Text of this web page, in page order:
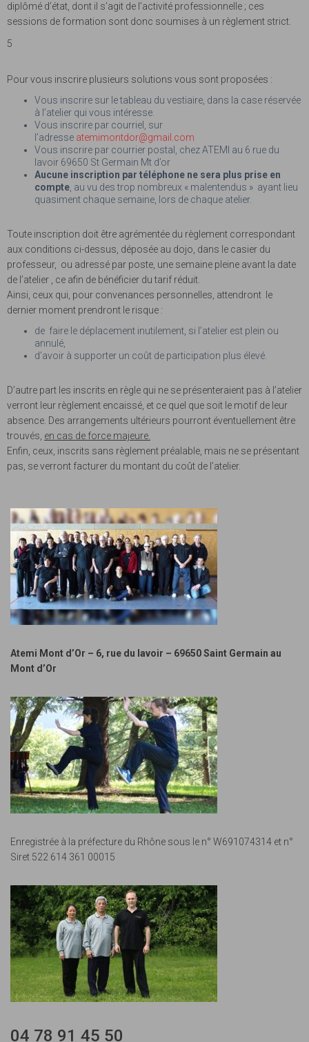
diplômé d’état, dont il s’agit de l’activité professionnelle ; ces
sessions de formation sont donc soumises à un règlement strict.
5
Pour vous inscrire plusieurs solutions vous sont proposées :
Vous inscrire sur le tableau du vestiaire, dans la case réservée
à l’atelier qui vous intéresse.
Vous inscrire par courriel, sur
l’adresse atemimontdor@gmail.com
Vous inscrire par courrier postal, chez ATEMI au 6 rue du
lavoir 69650 St Germain Mt d’or
Aucune inscription par téléphone ne sera plus prise en
compte , au vu des trop nombreux « malentendus » ayant lieu
quasiment chaque semaine, lors de chaque atelier.
Toute inscription doit être agrémentée du règlement correspondant
aux conditions ci-dessus, déposée au dojo, dans le casier du
professeur, ou adressé par poste, une semaine pleine avant la date
de l’atelier , ce afin de bénéficier du tarif réduit.
Ainsi, ceux qui, pour convenances personnelles, attendront le
dernier moment prendront le risque :
de faire le déplacement inutilement, si l’atelier est plein ou
annulé,
d’avoir à supporter un coût de participation plus élevé.
D’autre part les inscrits en règle qui ne se présenteraient pas à l’atelier
verront leur règlement encaissé, et ce quel que soit le motif de leur
absence. Des arrangements ultérieurs pourront éventuellement être
trouvés, en cas de force majeure.
Enfin, ceux, inscrits sans règlement préalable, mais ne se présentant
pas, se verront facturer du montant du coût de l’atelier.
Atemi Mont d’Or – 6, rue du lavoir – 69650 Saint Germain au
Mont d’Or
Enregistrée à la préfecture du Rhône sous le n° W691074314 et n°
Siret 522 614 361 00015
04 78 91 45 50